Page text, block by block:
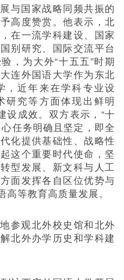
与国家战略同频共振的
高度赞赏。他表示，北
在一流学科建设、国家
别研究、国际交流平台
，为大外“十五五”时期
连外国语大学作为东北
，近年来在学科专业设
研究等方面体现出鲜明
设成效。双方表示，“十
任务明确且坚定，即全
化提供基础性、战略性
这个重要时代使命，坚
型发展、新文科与人工
面发挥各自区位优势与
等教育高质量发展。
参观北外校史馆和北外
北外办学历史和学科建